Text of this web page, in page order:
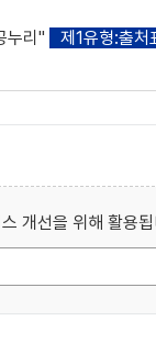
누리" 제1유형:출처
개선을 위해 활용